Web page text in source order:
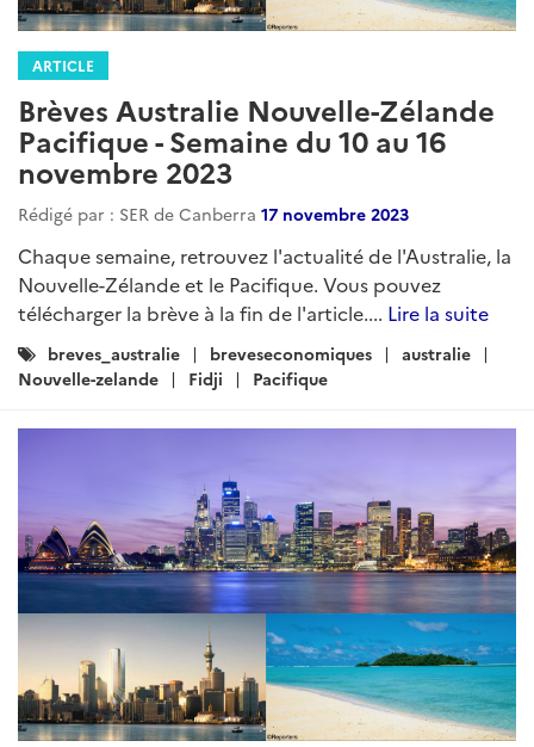
ARTICLE
Brèves Australie Nouvelle-Zélande
Pacifique - Semaine du 10 au 16
novembre 2023
Rédigé par : SER de Canberra 17 novembre 2023
Chaque semaine, retrouvez l'actualité de l'Australie, la
Nouvelle-Zélande et le Pacifique. Vous pouvez
télécharger la brève à la fin de l'article.... Lire la suite
Catégories
:
breves_australie breveseconomiques
australie
Nouvelle-zelande
Fidji Pacifique